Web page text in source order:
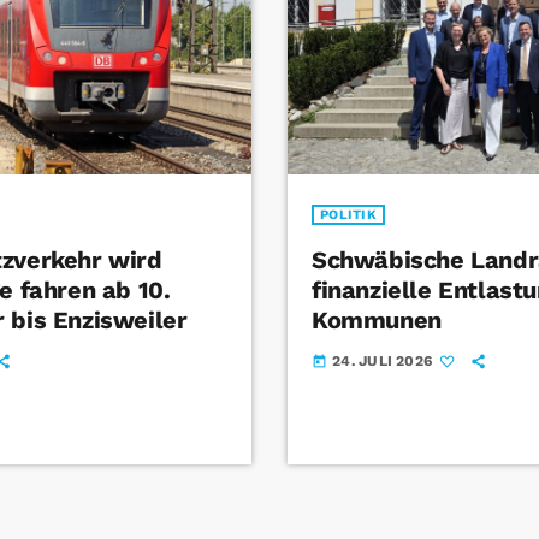
wird
fahren ab 10.
bis Enzisweiler
POLITIK
Schwäbische
finanzielle
Kommunen
today 24. JULI 2026